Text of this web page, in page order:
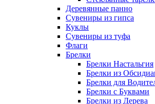
Деревянные панно
Сувениры из гипса
Куклы
Сувениры из туфа
Флаги
Брелки
Брелки Настальгия
Брелки из
Брелки для
Брелки с Буквами
Брелки из Дерева